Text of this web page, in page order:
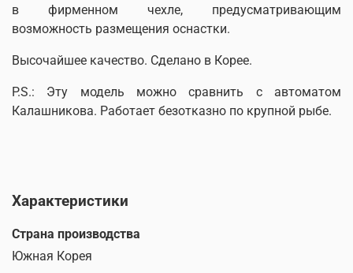
в фирменном чехле, предусматривающим
возможность размещения оснастки.
Высочайшее качество. Сделано в Корее.
P.S.: Эту модель можно сравнить с автоматом
Калашникова. Работает безотказно по крупной рыбе.
Характеристики
Страна производства
Южная Корея